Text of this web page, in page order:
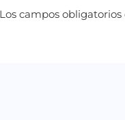
Los campos